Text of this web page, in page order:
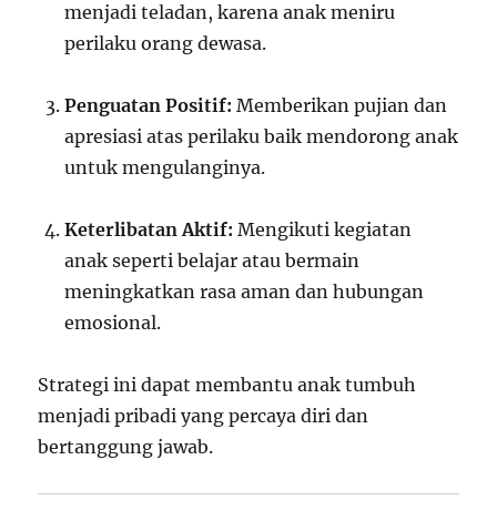
menjadi teladan, karena anak meniru
perilaku orang dewasa.
Penguatan Positif: Memberikan pujian dan
apresiasi atas perilaku baik mendorong anak
untuk mengulanginya.
Keterlibatan Aktif: Mengikuti kegiatan
anak seperti belajar atau bermain
meningkatkan rasa aman dan hubungan
emosional.
Strategi ini dapat membantu anak tumbuh
menjadi pribadi yang percaya diri dan
bertanggung jawab.